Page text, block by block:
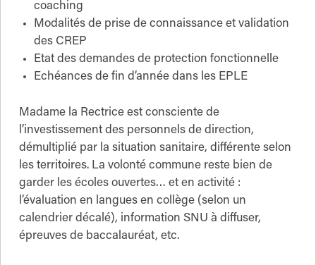
coaching
Modalités de prise de connaissance et validation
des CREP
Etat des demandes de protection fonctionnelle
Echéances de fin d’année dans les EPLE
Madame la Rectrice est consciente de
l’investissement des personnels de direction,
démultiplié par la situation sanitaire, différente selon
les territoires. La volonté commune reste bien de
garder les écoles ouvertes… et en activité :
l’évaluation en langues en collège (selon un
calendrier décalé), information SNU à diffuser,
épreuves de baccalauréat, etc.